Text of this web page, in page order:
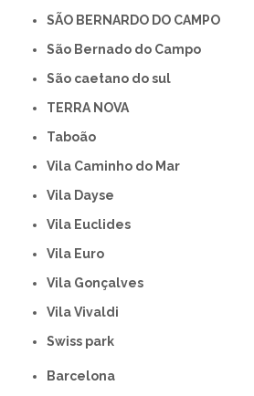
SÃO BERNARDO DO CAMPO
São Bernado do Campo
São caetano do sul
TERRA NOVA
Taboão
Vila Caminho do Mar
Vila Dayse
Vila Euclides
Vila Euro
Vila Gonçalves
Vila Vivaldi
swiss park
Barcelona